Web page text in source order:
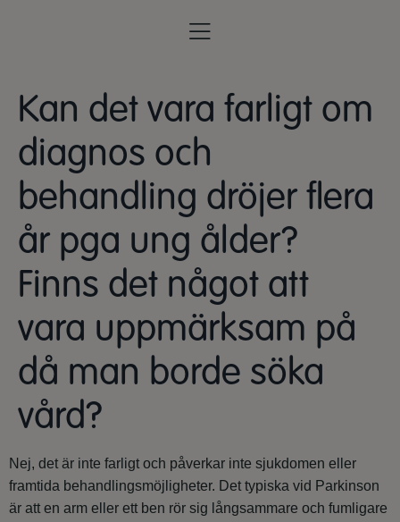
Kan det vara farligt om
diagnos och
behandling dröjer flera
år pga ung ålder?
Finns det något att
vara uppmärksam på
då man borde söka
vård?
Nej, det är inte farligt och påverkar inte sjukdomen eller
framtida behandlingsmöjligheter. Det typiska vid Parkinson
är att en arm eller ett ben rör sig långsammare och fumligare